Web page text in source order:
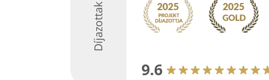
Díjazottak
9.6